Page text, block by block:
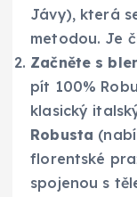
Jávy), která
metodou. Je
Začněte s
pít 100%
klasický
Robusta
florentské
spojenou s